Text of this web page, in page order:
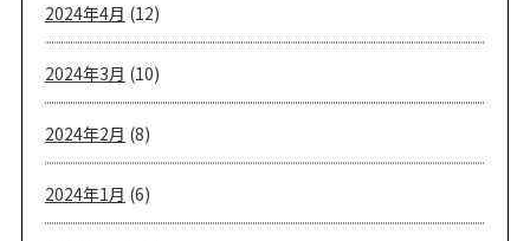
2024年4月 (12)
2024年3月 (10)
2024年2月 (8)
2024年1月 (6)